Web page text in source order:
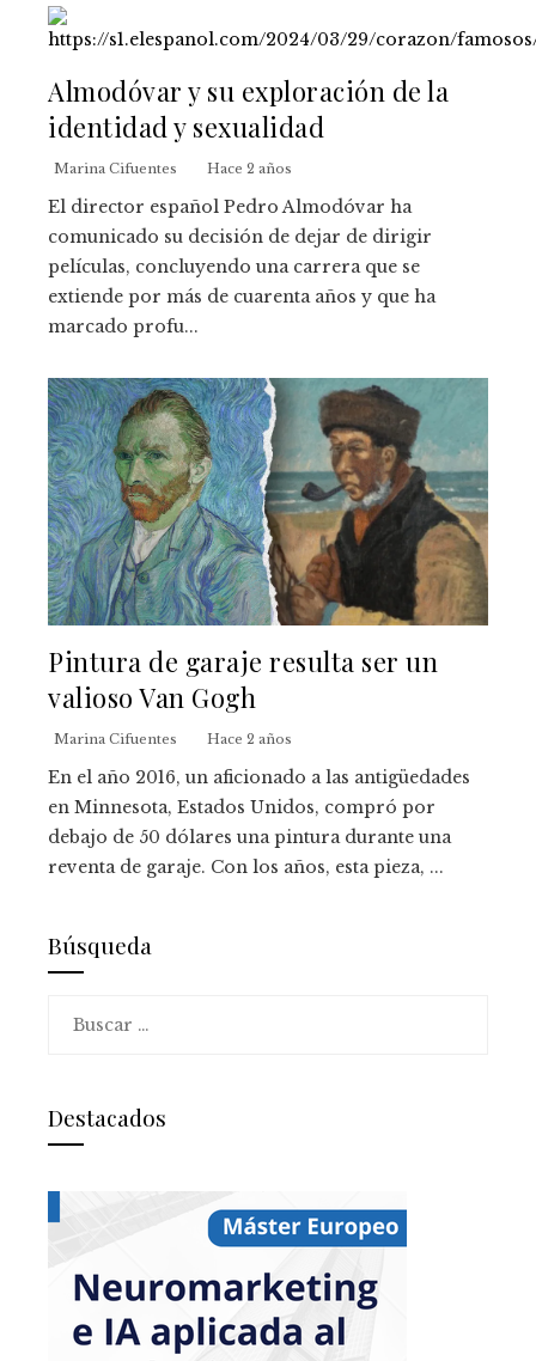
Almodóvar y su exploración de la
identidad y sexualidad
Marina Cifuentes Hace 2 años
El director español Pedro Almodóvar ha
comunicado su decisión de dejar de dirigir
películas, concluyendo una carrera que se
extiende por más de cuarenta años y que ha
marcado profu...
Pintura de garaje resulta ser un
valioso Van Gogh
Marina Cifuentes Hace 2 años
En el año 2016, un aficionado a las antigüedades
en Minnesota, Estados Unidos, compró por
debajo de 50 dólares una pintura durante una
reventa de garaje. Con los años, esta pieza, ...
Búsqueda
Destacados